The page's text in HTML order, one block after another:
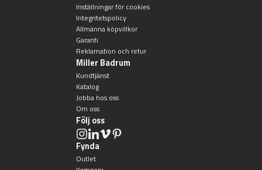
Inställningar för cookies
Integritetspolicy
Allmänna köpvillkor
Garanti
Reklamation och retur
Miller Badrum
Kundtjänst
Katalog
Jobba hos oss
Om oss
Följ oss
Fynda
Outlet